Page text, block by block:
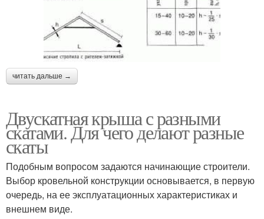
читать дальше →
Двускатная крыша с разными
скатами. Для чего делают разные
скаты
Подобным вопросом задаются начинающие строители.
Выбор кровельной конструкции основывается, в первую
очередь, на ее эксплуатационных характеристиках и
внешнем виде.